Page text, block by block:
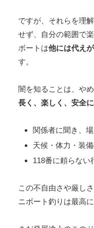
ですが、それらを理
せず、自分の範囲で
ボートは他には代え
す。
闇を知ることは、や
長く、楽しく、安全
関係者に聞き、
天候・体力・装
118番に頼らない
この不自由さや厳し
ニボート釣りは最高